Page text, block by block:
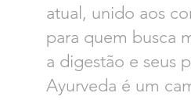
atual, unido aos
para quem busca
a digestão e seus
Ayurveda é um